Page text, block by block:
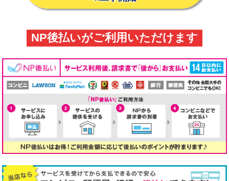
NP後払いがご利用いただけます